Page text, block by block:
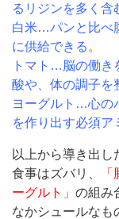
るリジンを多く含
白米…パンと比べ
に供給できる。
トマト…脳の働き
酸や、体の調子を
ヨーグルト…心の
を作り出す必須ア
以上から導き出
食事はズバリ、
ーグルト」 の組み
なかシュールな